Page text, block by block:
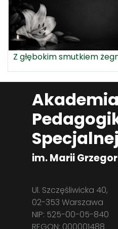
Z głębokim smutkiem
Akademia
Specjalnej
im. Marii
Ul. Szczęśliwicka 40,
02-353 Warszawa
NIP: 525-00-05-840
REGON: 000001488